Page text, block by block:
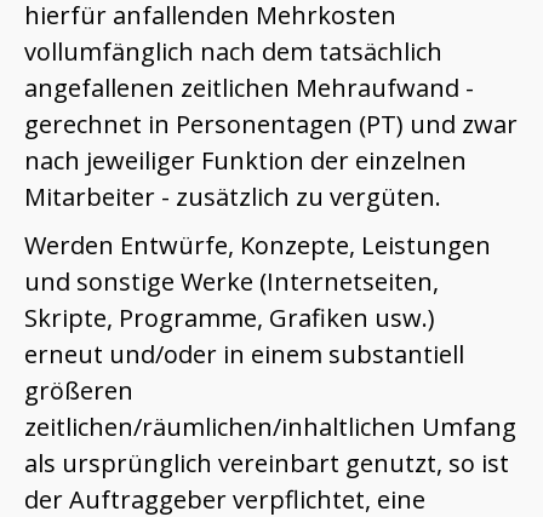
hierfür anfallenden Mehrkosten
vollumfänglich nach dem tatsächlich
angefallenen zeitlichen Mehraufwand -
gerechnet in Personentagen (PT) und zwar
nach jeweiliger Funktion der einzelnen
Mitarbeiter - zusätzlich zu vergüten.
Werden Entwürfe, Konzepte, Leistungen
und sonstige Werke (Internetseiten,
Skripte, Programme, Grafiken usw.)
erneut und/oder in einem substantiell
größeren
zeitlichen/räumlichen/inhaltlichen Umfang
als ursprünglich vereinbart genutzt, so ist
der Auftraggeber verpflichtet, eine